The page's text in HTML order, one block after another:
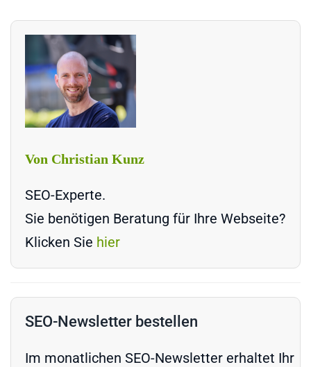
Von Christian Kunz
SEO-Experte.
Sie benötigen Beratung für Ihre Webseite?
Klicken Sie hier
SEO-Newsletter bestellen
Im monatlichen SEO-Newsletter erhaltet Ihr